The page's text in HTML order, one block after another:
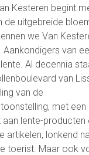
Kesteren begint
de uitgebreide
we Van
Aankondigers van
Al decennia
van
van de
met een
lente-producten
artikelen, lonkend
toerist. Maar ook